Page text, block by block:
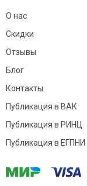
О нас
Скидки
Отзывы
Блог
Контакты
Публикация в ВАК
Публикация в РИНЦ
Публикация в ЕГПНИ